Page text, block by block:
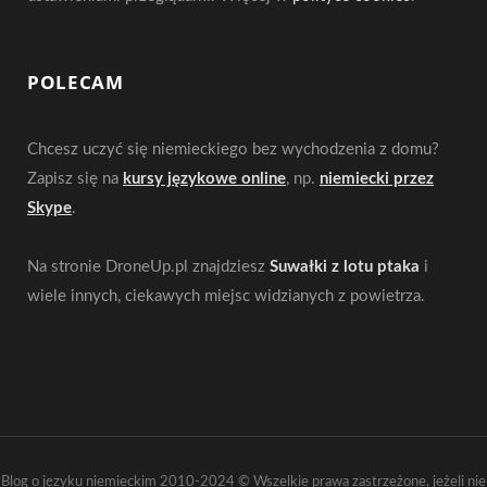
POLECAM
Chcesz uczyć się niemieckiego bez wychodzenia z domu?
Zapisz się na kursy językowe online, np. niemiecki przez
Skype.
Na stronie DroneUp.pl znajdziesz Suwałki z lotu ptaka i
wiele innych, ciekawych miejsc widzianych z powietrza.
Blog o języku niemieckim 2010-2024 © Wszelkie prawa zastrzeżone, jeżeli nie